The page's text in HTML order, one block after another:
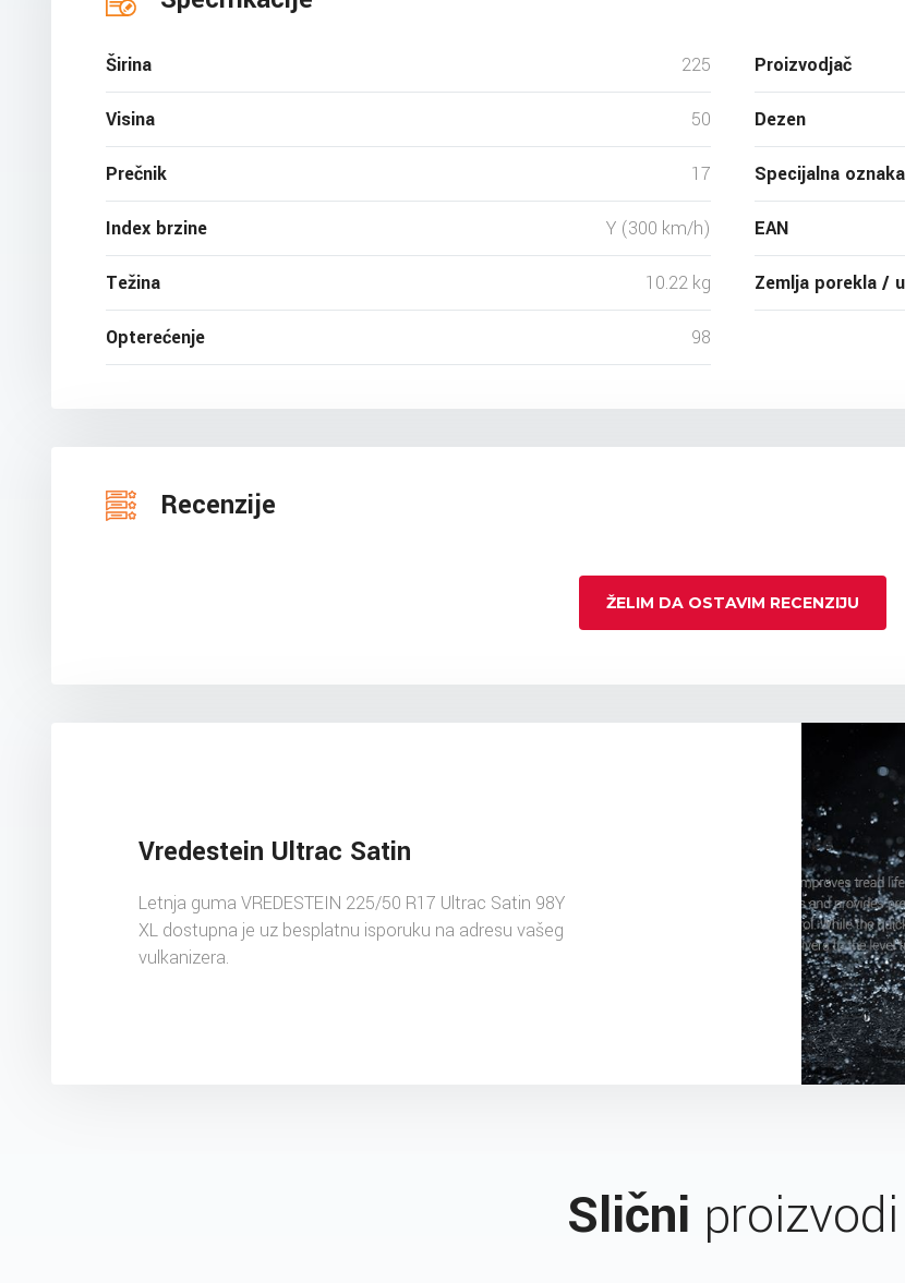
Širina 225
Visina 50
Prečnik 17
Index brzine Y (300 km/h)
Težina 10.22 kg
Opterećenje 98
Proizvodjač
Dezen
Specijalna oznaka
EAN
Zemlja porekla /
Recenzije
ŽELIM DA OSTAVIM RECENZIJU
Vredestein Ultrac Satin
Letnja guma VREDESTEIN 225/50 R17 Ultrac Satin 98Y
XL dostupna je uz besplatnu isporuku na adresu vašeg
vulkanizera.
Slični proizvodi